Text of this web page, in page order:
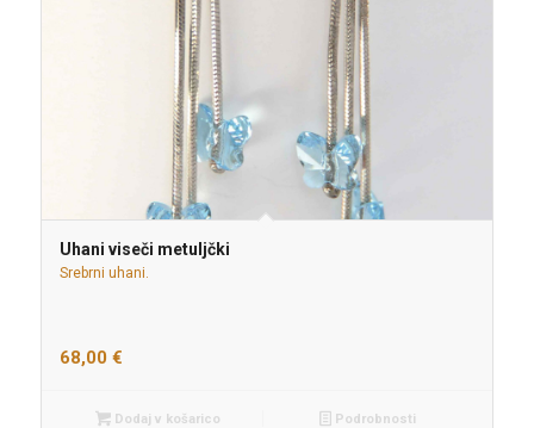
Uhani viseči metuljčki
Srebrni uhani.
68,00 €
Dodaj v košarico Podrobnosti